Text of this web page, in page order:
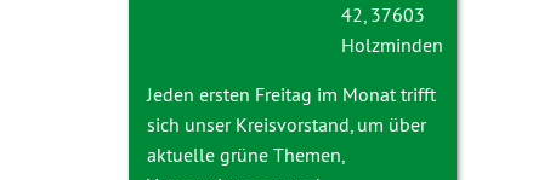
42, 37603
Holzminden
Jeden ersten Freitag im Monat trifft
sich unser Kreisvorstand, um über
aktuelle grüne Themen,